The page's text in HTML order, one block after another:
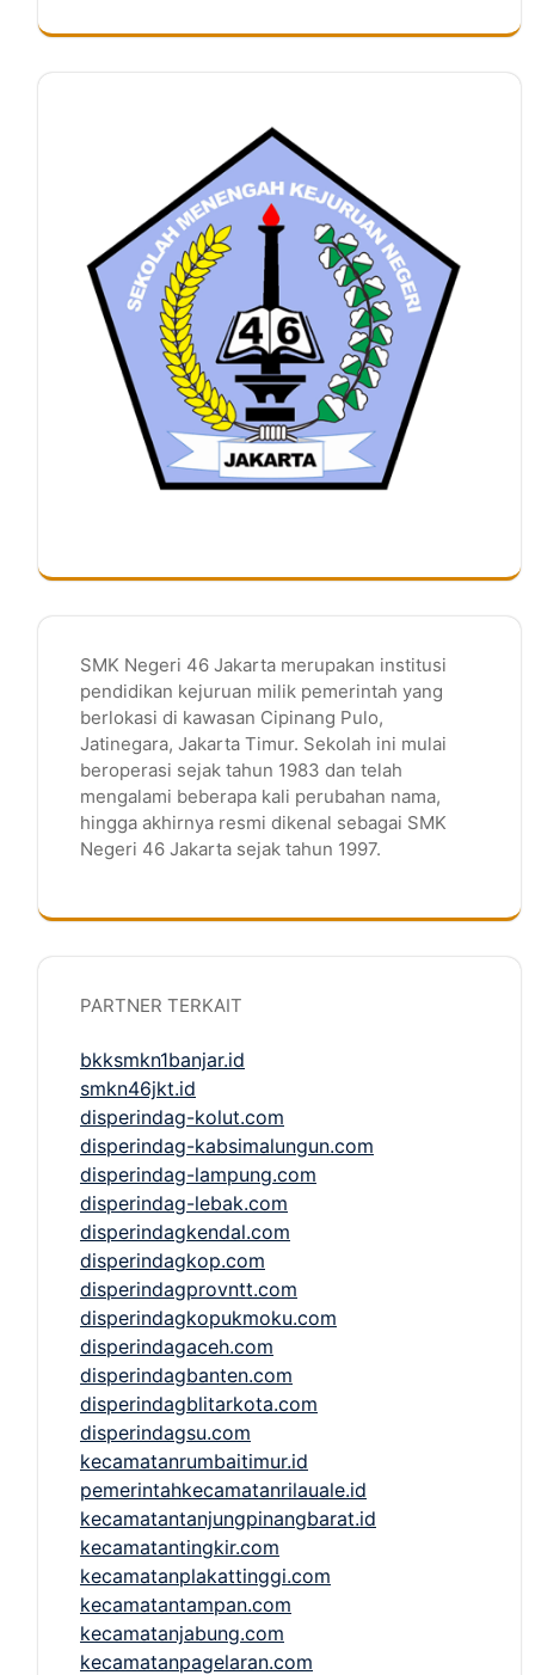
SMK Negeri 46 Jakarta merupakan institusi
pendidikan kejuruan milik pemerintah yang
berlokasi di kawasan Cipinang Pulo,
Jatinegara, Jakarta Timur. Sekolah ini mulai
beroperasi sejak tahun 1983 dan telah
mengalami beberapa kali perubahan nama,
hingga akhirnya resmi dikenal sebagai SMK
Negeri 46 Jakarta sejak tahun 1997.
PARTNER TERKAIT
bkksmkn1banjar.id
smkn46jkt.id
disperindag-kolut.com
disperindag-kabsimalungun.com
disperindag-lampung.com
disperindag-lebak.com
disperindagkendal.com
disperindagkop.com
disperindagprovntt.com
disperindagkopukmoku.com
disperindagaceh.com
disperindagbanten.com
disperindagblitarkota.com
disperindagsu.com
kecamatanrumbaitimur.id
pemerintahkecamatanrilauale.id
kecamatantanjungpinangbarat.id
kecamatantingkir.com
kecamatanplakattinggi.com
kecamatantampan.com
kecamatanjabung.com
kecamatanpagelaran.com